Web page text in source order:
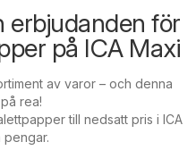
erbjudanden för
på ICA Maxi
av varor – och denna
rea!
till nedsatt pris i ICA